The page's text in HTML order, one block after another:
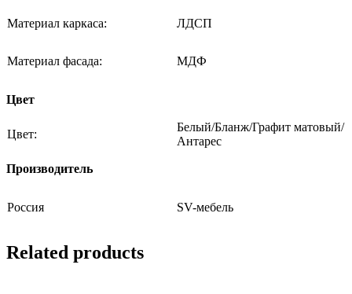
Материал каркаса: ЛДСП
Материал фасада: МДФ
Цвет
Цвет:
Белый/Бланж/Графит матовый/
Антарес
Производитель
Россия SV-мебель
Related products